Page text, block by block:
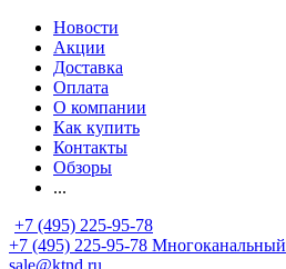
Новости
Акции
Доставка
Оплата
О компании
Как купить
Контакты
Обзоры
...
+7 (495) 225-95-78
+7 (495) 225-95-78 Многоканальный
sale@ktnd.ru